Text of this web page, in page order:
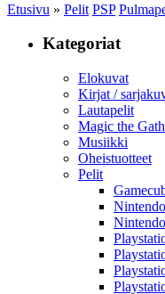
Etusivu » Pelit PSP
Kategoriat
Elokuvat
Kirjat /
Lautapelit
Magic the
Musiikki
Oheistuotteet
Pelit